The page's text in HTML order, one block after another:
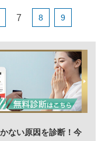
7 8 9
ない原因を診断！今